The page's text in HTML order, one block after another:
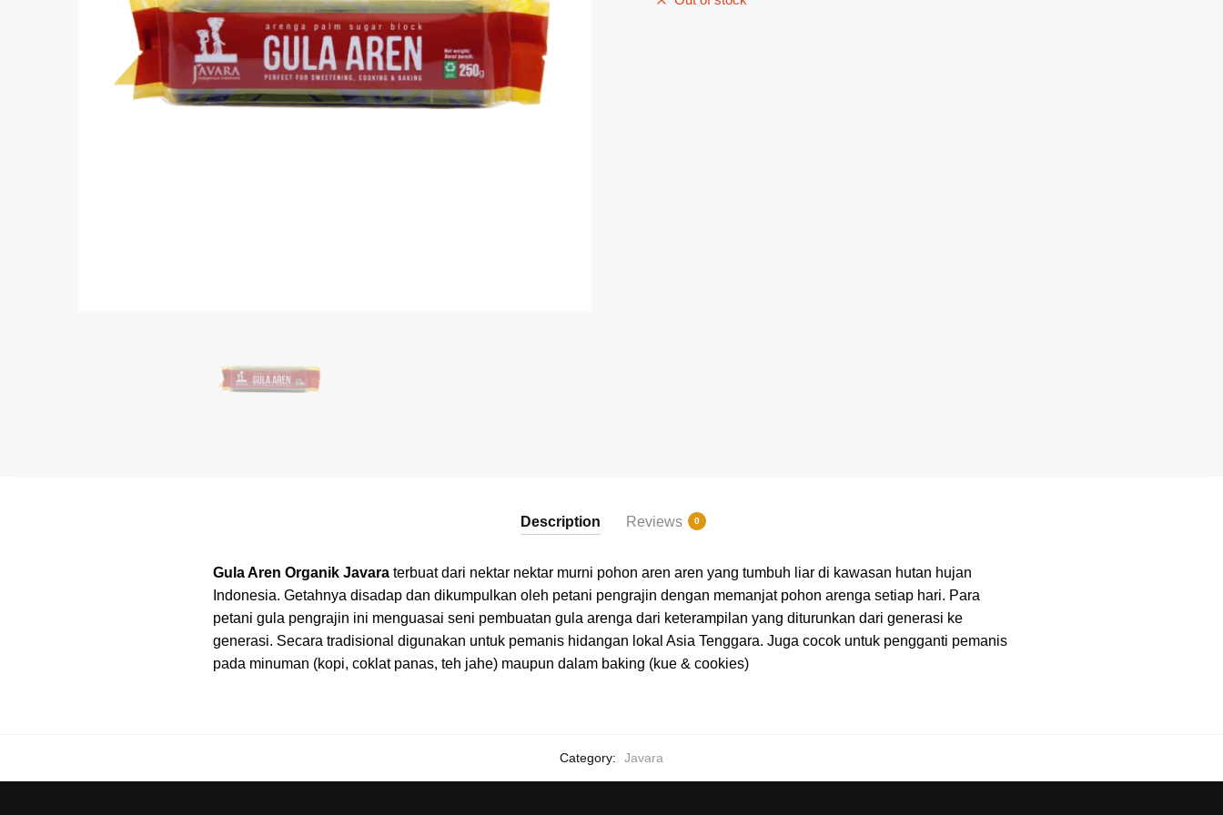
Description Reviews 0
Gula Aren Organik Javaraterbuat dari nektar nektar murni pohon aren aren yang tumbuh liar di kawasan hutan hujan
Indonesia. Getahnya disadap dan dikumpulkan oleh petani pengrajin dengan memanjat pohon arenga setiap hari. Para
petani gula pengrajin ini menguasai seni pembuatan gula arenga dari keterampilan yang diturunkan dari generasi ke
generasi. Secara tradisional digunakan untuk pemanis hidangan lokal Asia Tenggara. Juga cocok untuk pengganti pemanis
pada minuman (kopi, coklat panas, teh jahe) maupun dalam baking (kue & cookies)
Category: Javara